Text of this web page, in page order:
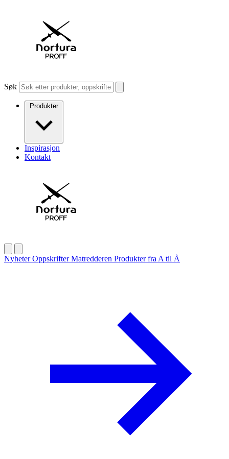
Søk
Produkter
Inspirasjon
Kontakt
NyheterOppskrifterMatredderen Produkter fra A til Å